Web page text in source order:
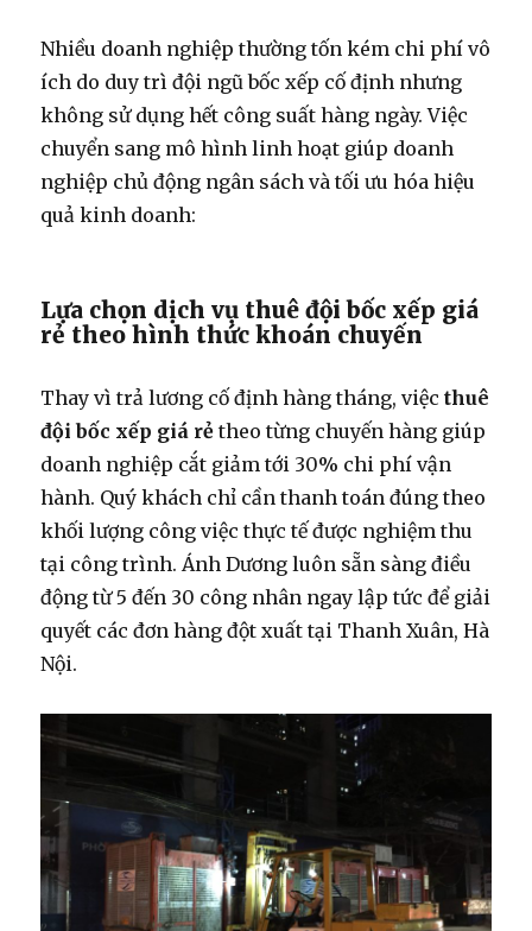
Nhiều doanh nghiệp thường tốn kém chi phí vô
ích do duy trì đội ngũ bốc xếp cố định nhưng
không sử dụng hết công suất hàng ngày. Việc
chuyển sang mô hình linh hoạt giúp doanh
nghiệp chủ động ngân sách và tối ưu hóa hiệu
quả kinh doanh:
Lựa chọn dịch vụ thuê đội bốc xếp giá
rẻ theo hình thức khoán chuyến
Thay vì trả lương cố định hàng tháng, việcthuê
đội bốc xếp giá rẻ theo từng chuyến hàng giúp
doanh nghiệp cắt giảm tới 30% chi phí vận
hành. Quý khách chỉ cần thanh toán đúng theo
khối lượng công việc thực tế được nghiệm thu
tại công trình. Ánh Dương luôn sẵn sàng điều
động từ 5 đến 30 công nhân ngay lập tức để giải
quyết các đơn hàng đột xuất tại Thanh Xuân, Hà
Nội.